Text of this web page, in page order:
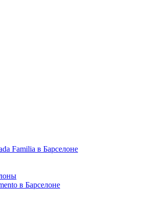
Familia в Барселоне
в Барселоне